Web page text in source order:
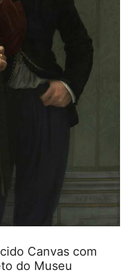
Canvas com
do Museu